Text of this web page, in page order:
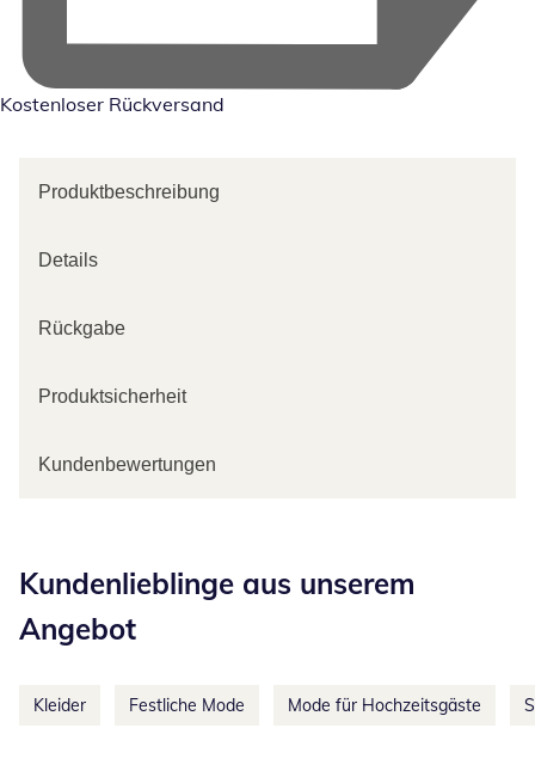
Kostenloser Rückversand
Produktbeschreibung
Details
Rückgabe
Produktsicherheit
Kundenbewertungen
Kundenlieblinge aus unserem
Angebot
Kleider Festliche Mode Mode für Hochzeitsgäste